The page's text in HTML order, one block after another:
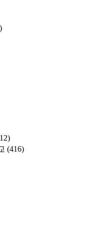
(416)